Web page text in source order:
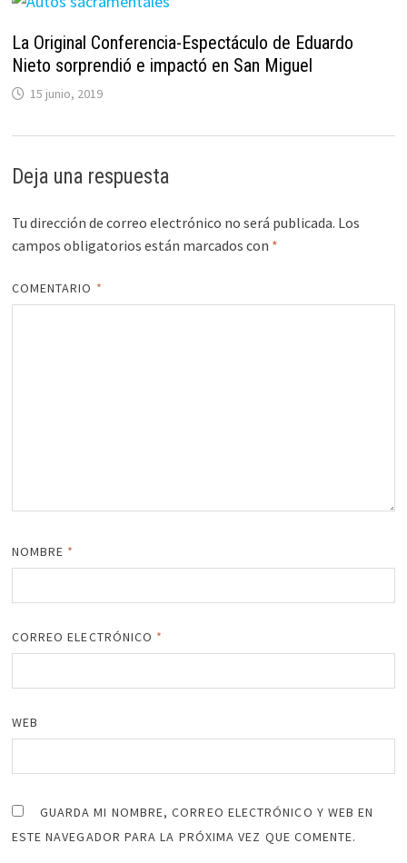
La Original Conferencia-Espectáculo de Eduardo
Nieto sorprendió e impactó en San Miguel
15 junio, 2019
Deja una respuesta
Tu dirección de correo electrónico no será publicada. Los
campos obligatorios están marcados con *
COMENTARIO *
NOMBRE *
CORREO ELECTRÓNICO *
WEB
GUARDA MI NOMBRE, CORREO ELECTRÓNICO Y WEB EN
ESTE NAVEGADOR PARA LA PRÓXIMA VEZ QUE COMENTE.